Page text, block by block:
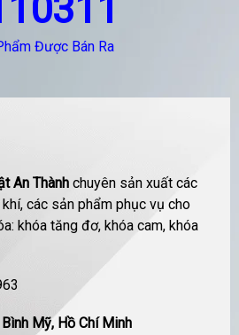
Được Bán Ra
An Thành chuyên sản xuất các
các sản phẩm phục vụ cho
khóa tăng đơ, khóa cam, khóa
Mỹ, Hồ Chí Minh